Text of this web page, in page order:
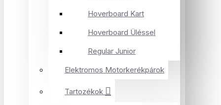
Hoverboard Kart
Hoverboard Üléssel
Regular Junior
Elektromos Motorkerékpárok
Tartozékok